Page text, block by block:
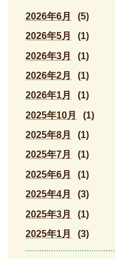
2026年6月
(5)
2026年5月
(1)
2026年3月
(1)
2026年2月
(1)
2026年1月
(1)
2025年10月
(1)
2025年8月
(1)
2025年7月
(1)
2025年6月
(1)
2025年4月
(3)
2025年3月
(1)
2025年1月
(3)